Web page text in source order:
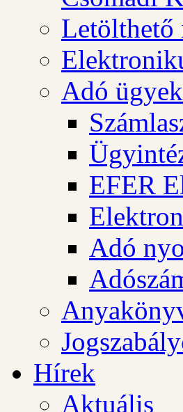
Letölthető
Adó ügyek
EFER
Adó
Hírek
Aktuális